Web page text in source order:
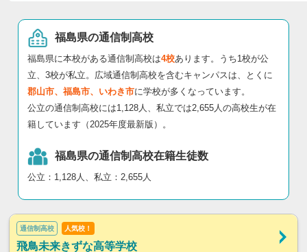
福島県の通信制高校
福島県に本校がある通信制高校は4校あります。うち1校が公
立、3校が私立。広域通信制高校を含むキャンパスは、とくに
郡山市、福島市、いわき市に学校が多くなっています。
公立の通信制高校には1,128人、私立では2,655人の高校生が在
籍しています（2025年度最新版）。
福島県の通信制高校在籍生徒数
公立：1,128人、私立：2,655人
通信制高校 人気校！
飛鳥未来きずな高等学校